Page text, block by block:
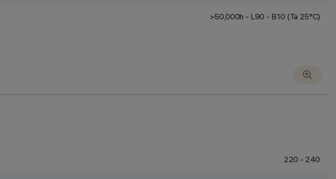
>50,000h - L90 - B10 (Ta 25°C)
220 - 240